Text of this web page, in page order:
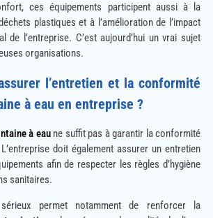
ces équipements participent aussi à la
plastiques et à l’amélioration de l’impact
de l’entreprise. C’est aujourd’hui un vrai sujet
organisations.
l’entretien et la conformité
à eau en entreprise ?
à eaune suffit pas à garantir la conformité
doit également assurer un entretien
afin de respecter les règles d’hygiène
sanitaires.
permet notamment de renforcer la